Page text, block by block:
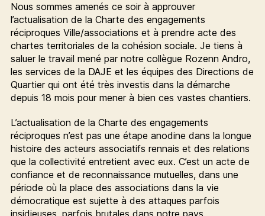
Nous sommes amenés ce soir à approuver
l’actualisation de la Charte des engagements
réciproques Ville/associations et à prendre acte des
chartes territoriales de la cohésion sociale. Je tiens à
saluer le travail mené par notre collègue Rozenn Andro,
les services de la DAJE et les équipes des Directions de
Quartier qui ont été très investis dans la démarche
depuis 18 mois pour mener à bien ces vastes chantiers.
L’actualisation de la Charte des engagements
réciproques n’est pas une étape anodine dans la longue
histoire des acteurs associatifs rennais et des relations
que la collectivité entretient avec eux. C’est un acte de
confiance et de reconnaissance mutuelles, dans une
période où la place des associations dans la vie
démocratique est sujette à des attaques parfois